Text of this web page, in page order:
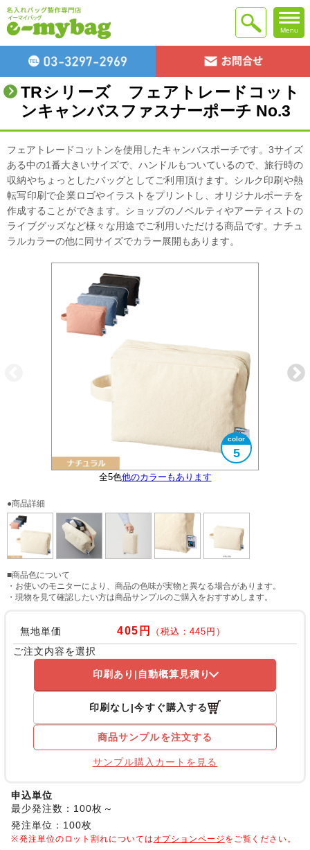
Menu
TRシリーズ フェアトレードコット
ンキャンバスファスナーポーチ No.3
フェアトレードコットンを使用したキャンバスポーチです。3サイズ
ある中の1番大きいサイズで、ハンドルもついているので、旅行時の
収納やちょっとしたバッグとしてご利用頂けます。シルク印刷や熱
転写印刷で企業ロゴやイラストをプリントし、オリジナルポーチを
作成することができます。ショップのノベルティやアーティストの
ライブグッズなど様々な用途でご利用いただける商品です。ナチュ
ラルカラーの他に同サイズでカラー展開もあります。
全5色他のカラーもあります
5
使用イメージ
大きさイメージ
フェアトレード認証ラベル付き
●商品詳細
■商品色について
・お使いのモニターにより、商品の色味が実物と異なる場合があります。
・現物を見て確認したい方は商品サンプルのご購入をおすすめします。
無地単価 405円 （税込：445円）
ご注文内容を選択
印刷あり 自動概算見積り
印刷なし 今すぐ購入する
商品サンプルを注文する
サンプル購入カートを見る
申込単位
最少発注数：100枚～
発注単位：100枚
発注単位のロット割れについては オプションページ をご覧ください。